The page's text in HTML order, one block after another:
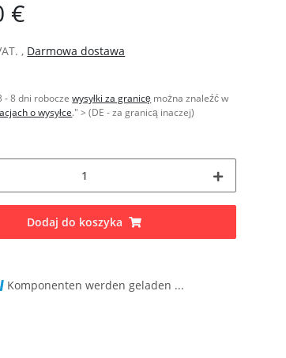
€
, Darmowa dostawa
- 8 dni roboczewysyłki za granicę można znaleźć w
o wysyłce." > (DE - za granicą inaczej)
Dodaj do koszyka
Komponenten werden geladen ...